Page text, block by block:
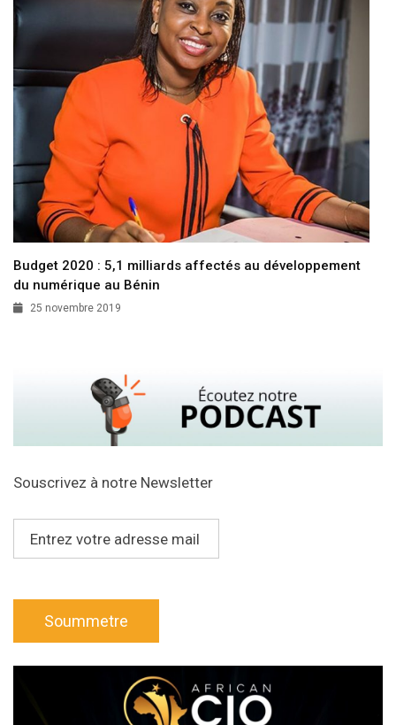
Budget 2020 : 5,1 milliards affectés au développement
du numérique au Bénin
25 novembre 2019
Souscrivez à notre Newsletter